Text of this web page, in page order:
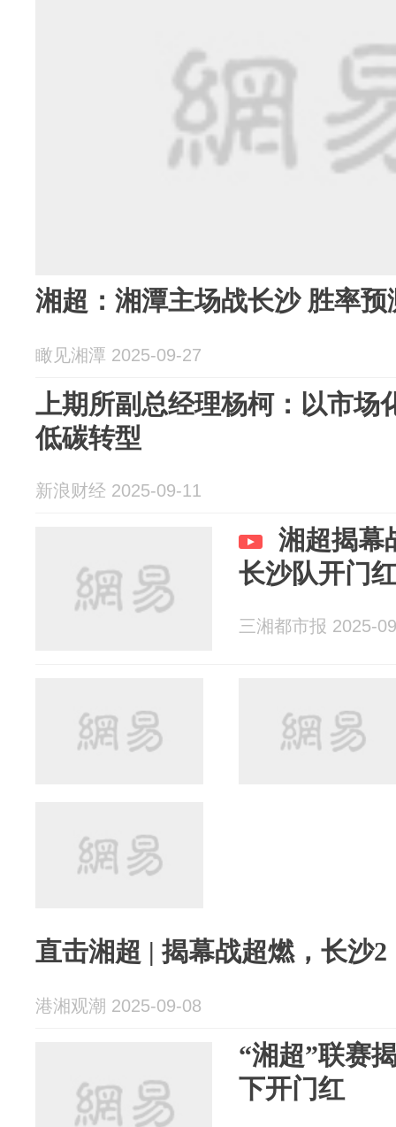
湘超：湘潭主场战长沙 胜率预
瞰见湘潭 2025-09-27
上期所副总经理杨柯：以市场
低碳转型
新浪财经 2025-09-11
湘超揭幕
长沙队开门
三湘都市报 2025-
直击湘超 | 揭幕战超燃，长沙
港湘观潮 2025-09-08
“湘超”联赛
下开门红